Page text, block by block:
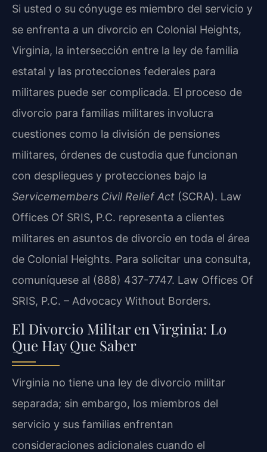
Si usted o su cónyuge es miembro del servicio y
se enfrenta a un divorcio en Colonial Heights,
Virginia, la intersección entre la ley de familia
estatal y las protecciones federales para
militares puede ser complicada. El proceso de
divorcio para familias militares involucra
cuestiones como la división de pensiones
militares, órdenes de custodia que funcionan
con despliegues y protecciones bajo la
Servicemembers Civil Relief Act (SCRA). Law
Offices Of SRIS, P.C. representa a clientes
militares en asuntos de divorcio en toda el área
de Colonial Heights. Para solicitar una consulta,
comuníquese al (888) 437-7747. Law Offices Of
SRIS, P.C. – Advocacy Without Borders.
El Divorcio Militar en Virginia: Lo
Que Hay Que Saber
Virginia no tiene una ley de divorcio militar
separada; sin embargo, los miembros del
servicio y sus familias enfrentan
consideraciones adicionales cuando el